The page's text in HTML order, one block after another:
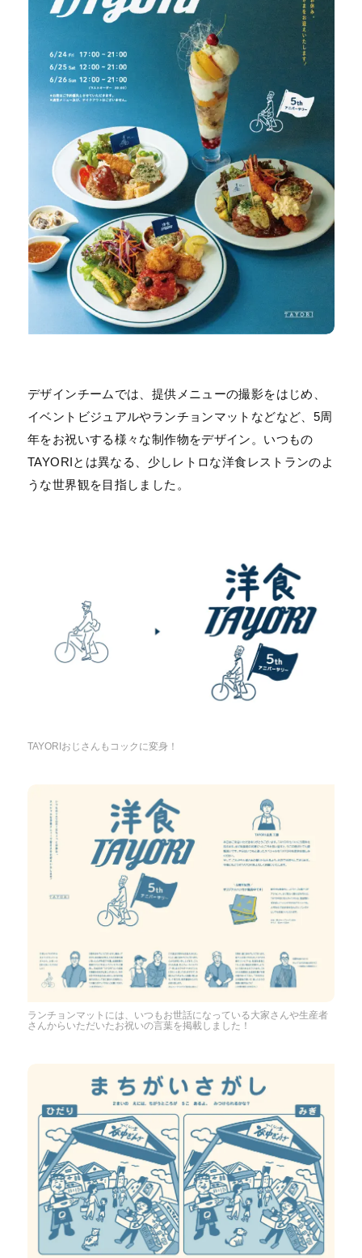
デザインチームでは、提供メニューの撮影をはじめ、
イベントビジュアルやランチョンマットなどなど、5周
年をお祝いする様々な制作物をデザイン。いつもの
TAYORIとは異なる、少しレトロな洋食レストランのよ
うな世界観を目指しました。
TAYORIおじさんもコックに変身！
ランチョンマットには、いつもお世話になっている大家さんや生産者
さんからいただいたお祝いの言葉を掲載しました！